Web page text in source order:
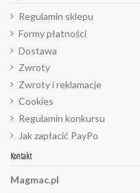
Regulamin sklepu
Formy płatności
Dostawa
Zwroty
Zwroty i reklamacje
Cookies
Regulamin konkursu
Jak zapłacić PayPo
Kontakt
Magmac.pl